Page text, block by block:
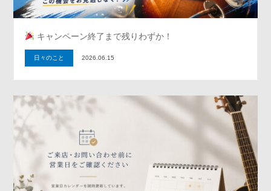
キャンペーン終了まで残りわずか！
日々のこと 2026.06.15